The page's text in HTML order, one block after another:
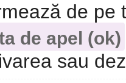
de pe
de apel (ok)
sau